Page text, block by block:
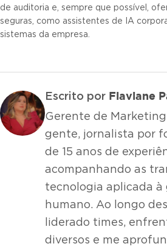
de auditoria e, sempre que possível,
seguras, como assistentes de IA
sistemas da empresa.
Escrito por Flaviane
Gerente de
gente, jornalista por
de 15 anos de
acompanhando as
tecnologia aplicada à
humano. Ao longo
liderado times,
diversos e me